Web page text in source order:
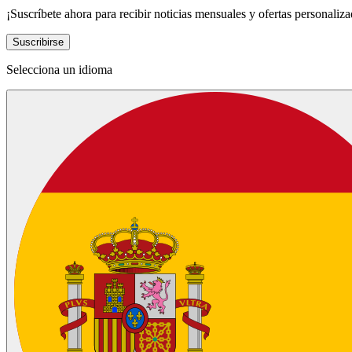
¡Suscríbete ahora para recibir noticias mensuales y ofertas
Suscribirse
Selecciona un idioma